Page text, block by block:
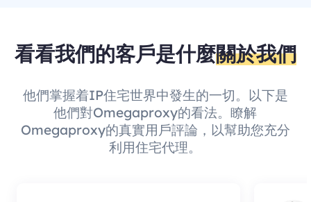
看看我們的客戶是什麼關於我們
他們掌握着IP住宅世界中發生的一切。以下是
他們對Omegaproxy的看法。瞭解
Omegaproxy的真實用戶評論，以幫助您充分
利用住宅代理。